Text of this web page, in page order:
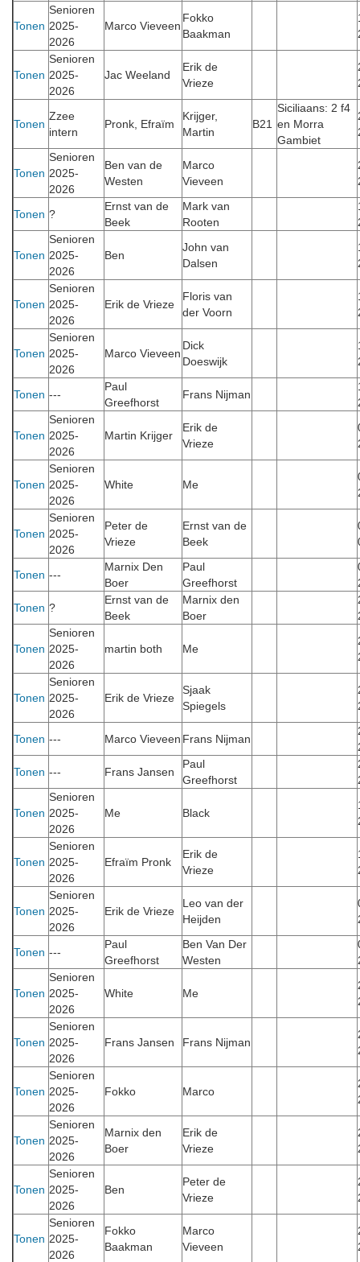
Tonen
Senioren
2025-
2026
Marco Vieveen
Fokko
Baakman
Tonen
Senioren
2025-
2026
Jac Weeland
Erik de
Vrieze
Tonen
Zzee
intern
Pronk, Efraïm
Krijger,
Martin
B21
Siciliaans: 2 f4
en Morra
Gambiet
Tonen
Senioren
2025-
2026
Ben van de
Westen
Marco
Vieveen
Tonen ?
Ernst van de
Beek
Mark van
Rooten
Tonen
Senioren
2025-
2026
Ben
John van
Dalsen
Tonen
Senioren
2025-
2026
Erik de Vrieze
Floris van
der Voorn
Tonen
Senioren
2025-
2026
Marco Vieveen
Dick
Doeswijk
Tonen ---
Paul
Greefhorst
Frans Nijman
Tonen
Senioren
2025-
2026
Martin Krijger
Erik de
Vrieze
Tonen
Senioren
2025-
2026
White Me
Tonen
Senioren
2025-
2026
Peter de
Vrieze
Ernst van de
Beek
Tonen ---
Marnix Den
Boer
Paul
Greefhorst
Tonen ?
Ernst van de
Beek
Marnix den
Boer
Tonen
Senioren
2025-
2026
martin both Me
Tonen
Senioren
2025-
2026
Erik de Vrieze
Sjaak
Spiegels
Tonen --- Marco Vieveen Frans Nijman
Tonen --- Frans Jansen
Paul
Greefhorst
Tonen
Senioren
2025-
2026
Me Black
Tonen
Senioren
2025-
2026
Efraïm Pronk
Erik de
Vrieze
Tonen
Senioren
2025-
2026
Erik de Vrieze
Leo van der
Heijden
Tonen ---
Paul
Greefhorst
Ben Van Der
Westen
Tonen
Senioren
2025-
2026
White Me
Tonen
Senioren
2025-
2026
Frans Jansen Frans Nijman
Tonen
Senioren
2025-
2026
Fokko Marco
Tonen
Senioren
2025-
2026
Marnix den
Boer
Erik de
Vrieze
Tonen
Senioren
2025-
2026
Ben
Peter de
Vrieze
Tonen
Senioren
2025-
2026
Fokko
Baakman
Marco
Vieveen